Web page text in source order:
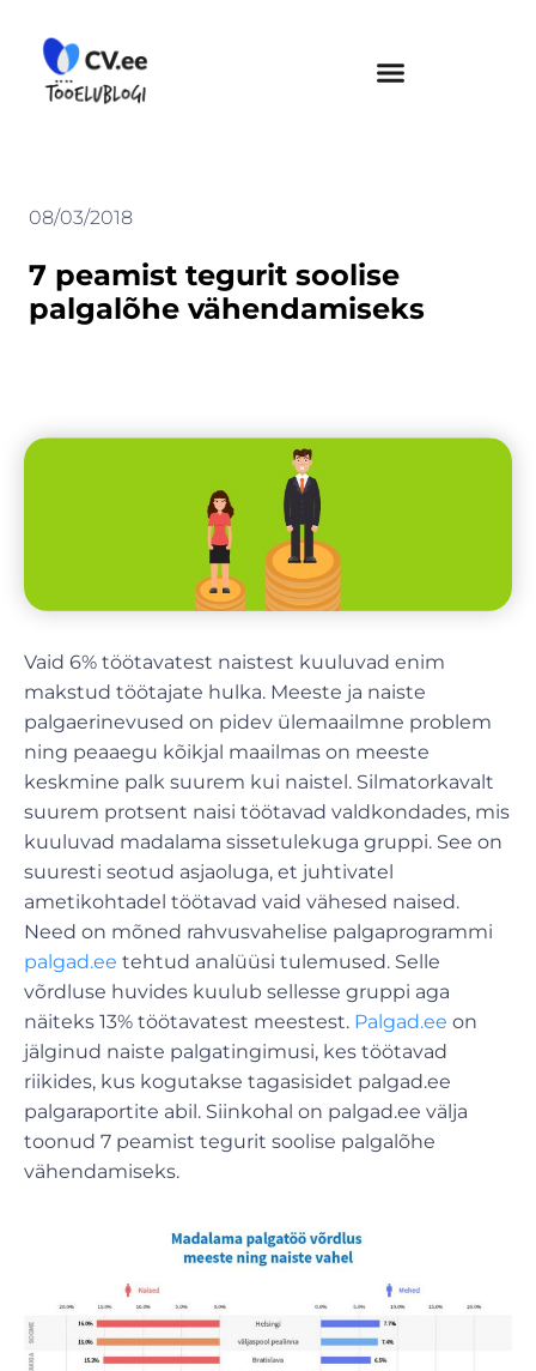
content
08/03/2018
7 peamist tegurit soolise
palgalõhe vähendamiseks
Vaid 6% töötavatest naistest kuuluvad enim
makstud töötajate hulka. Meeste ja naiste
palgaerinevused on pidev ülemaailmne problem
ning peaaegu kõikjal maailmas on meeste
keskmine palk suurem kui naistel. Silmatorkavalt
suurem protsent naisi töötavad valdkondades, mis
kuuluvad madalama sissetulekuga gruppi. See on
suuresti seotud asjaoluga, et juhtivatel
ametikohtadel töötavad vaid vähesed naised.
Need on mõned rahvusvahelise palgaprogrammi
palgad.ee tehtud analüüsi tulemused. Selle
võrdluse huvides kuulub sellesse gruppi aga
näiteks 13% töötavatest meestest. Palgad.ee on
jälginud naiste palgatingimusi, kes töötavad
riikides, kus kogutakse tagasisidet palgad.ee
palgaraportite abil. Siinkohal on palgad.ee välja
toonud 7 peamist tegurit soolise palgalõhe
vähendamiseks.